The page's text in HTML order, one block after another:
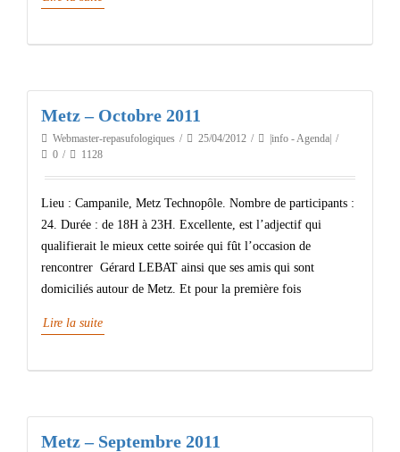
Metz – Octobre 2011
Webmaster-repasufologiques 25/04/2012
|info - Agenda|
0
1128
Lieu : Campanile, Metz Technopôle. Nombre de participants :
24. Durée : de 18H à 23H. Excellente, est l’adjectif qui
qualifierait le mieux cette soirée qui fût l’occasion de
rencontrer Gérard LEBAT ainsi que ses amis qui sont
domiciliés autour de Metz. Et pour la première fois
Lire la suite
Metz – Septembre 2011